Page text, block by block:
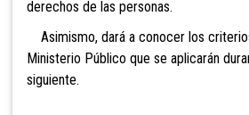
derechos de las personas.
Asimismo, dará a conocer los
Ministerio Público que se aplicarán
siguiente.